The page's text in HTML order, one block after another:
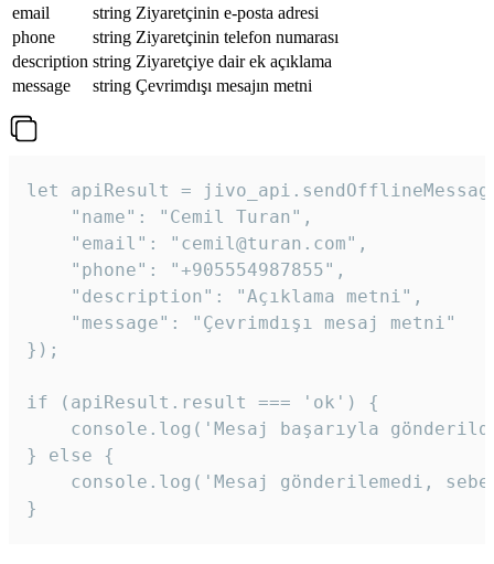
email
string Ziyaretçinin e-posta adresi
phone
string Ziyaretçinin telefon numarası
description string Ziyaretçiye dair ek açıklama
message
string Çevrimdışı mesajın metni
let apiResult =
    "name": "Cemil Turan",
    "email": "cemil@turan.com",
    "phone": "+905554987855",
    "description": "Açıklama metni",
    "message": "Çevrimdışı mesaj metni"
});
if (apiResult.result === 'ok') {
console.log('Mesaj başarıyla
} else {
console.log('Mesaj gönderilemedi,
}